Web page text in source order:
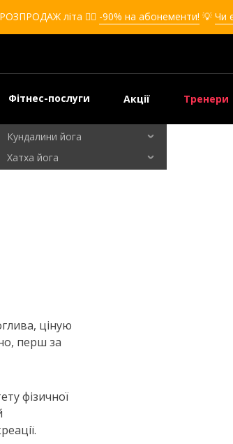
літа ❤️‍🔥 -90% на абонементи! 💡 Чи
Фітнес-послуги
Кікбоксинг для дівчат
Кікбоксинг для дітей
Самооборона для дівчат
Самооборона для дітей
Кундалини йога
Хатха йога
Акції Тренери
ціную
перш за
фізичної